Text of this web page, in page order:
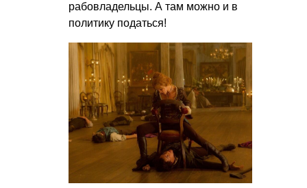
рабовладельцы. А там можно и в
политику податься!